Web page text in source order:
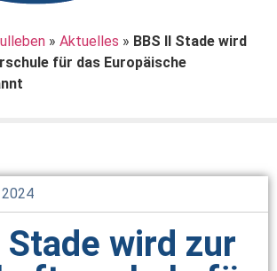
» Aktuelles » BBS II Stade wird
für das Europäische
Stade wird zur